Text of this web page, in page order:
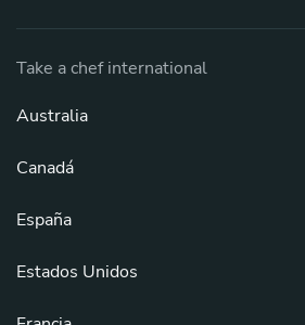
Take a chef international
Australia
Canadá
España
Estados Unidos